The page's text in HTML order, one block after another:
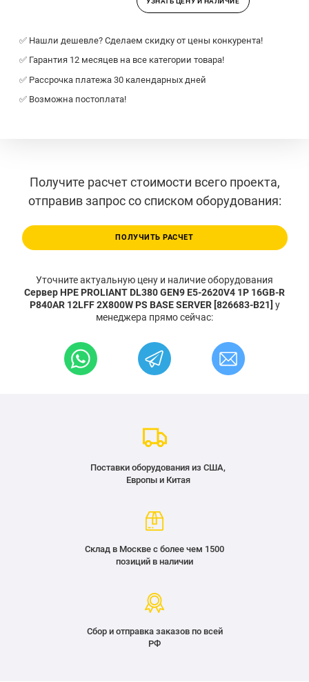
✅ Нашли дешевле? Сделаем скидку от цены конкурента!
✅ Гарантия 12 месяцев на все категории товара!
✅ Рассрочка платежа 30 календарных дней
✅ Возможна постоплата!
Получите расчет стоимости всего проекта,
отправив запрос со списком оборудования:
ПОЛУЧИТЬ РАСЧЕТ
Уточните актуальную цену и наличие оборудования
Сервер HPE PROLIANT DL380 GEN9 E5-2620V4 1P 16GB-R
P840AR 12LFF 2X800W PS BASE SERVER [826683-B21] у
менеджера прямо сейчас:
Поставки оборудования из США,
Европы и Китая
Склад в Москве с более чем 1500
позиций в наличии
Сбор и отправка заказов по всей
РФ